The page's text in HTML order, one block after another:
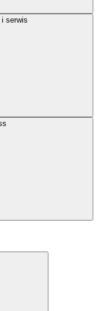
serwis